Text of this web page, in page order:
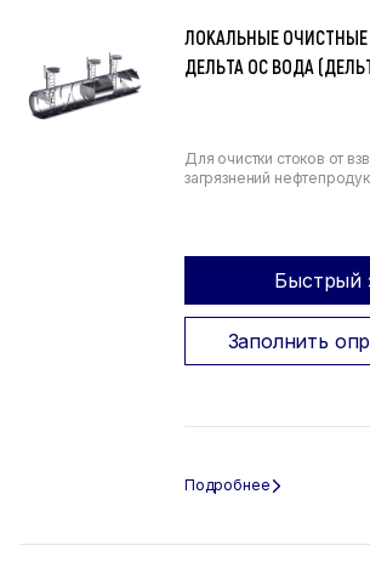
ЛОКАЛЬНЫЕ
ДЕЛЬТА ОС ВОДА
Для очистки стоков от
загрязнений
Быстрый
Заполнить